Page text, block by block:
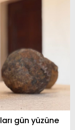
gün yüzüne